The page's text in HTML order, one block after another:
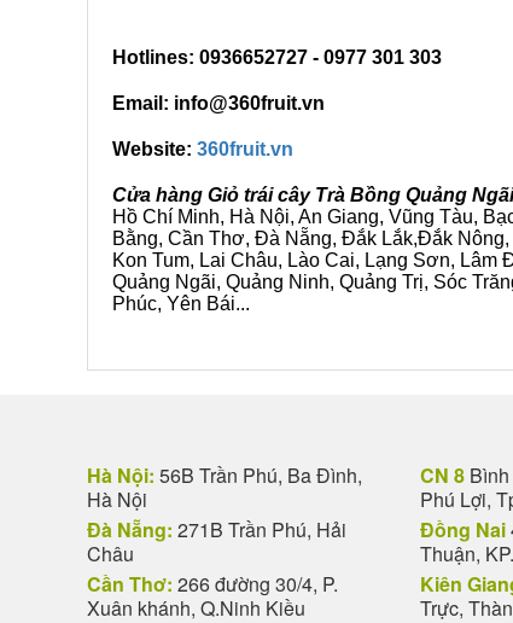
Hotlines: 0936652727 - 0977 301 303
Email: info@360fruit.vn
Website: 360fruit.vn
Cửa hàng Giỏ trái cây Trà Bồng Quảng
Hồ Chí Minh, Hà Nội, An Giang, Vũng Tàu,
Bằng, Cần Thơ, Đà Nẵng, Đắk Lắk,Đắk
Kon Tum, Lai Châu, Lào Cai, Lạng Sơn, Lâm
Quảng Ngãi, Quảng Ninh, Quảng Trị, Sóc
Phúc, Yên Bái...
Hà Nội: 56B Trần Phú, Ba Đình,
Hà Nội
Đà Nẵng: 271B Trần Phú, Hải
Châu
Cần Thơ: 266 đường 30/4, P.
Xuân khánh, Q.Ninh Kiều
CN 8
Phú Lợi,
Đồng Nai
Thuận,
Kiên
Trực,